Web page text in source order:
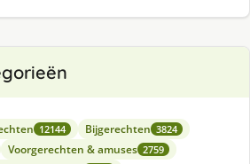
12144 Bijgerechten 3824
Voorgerechten & amuses 2759